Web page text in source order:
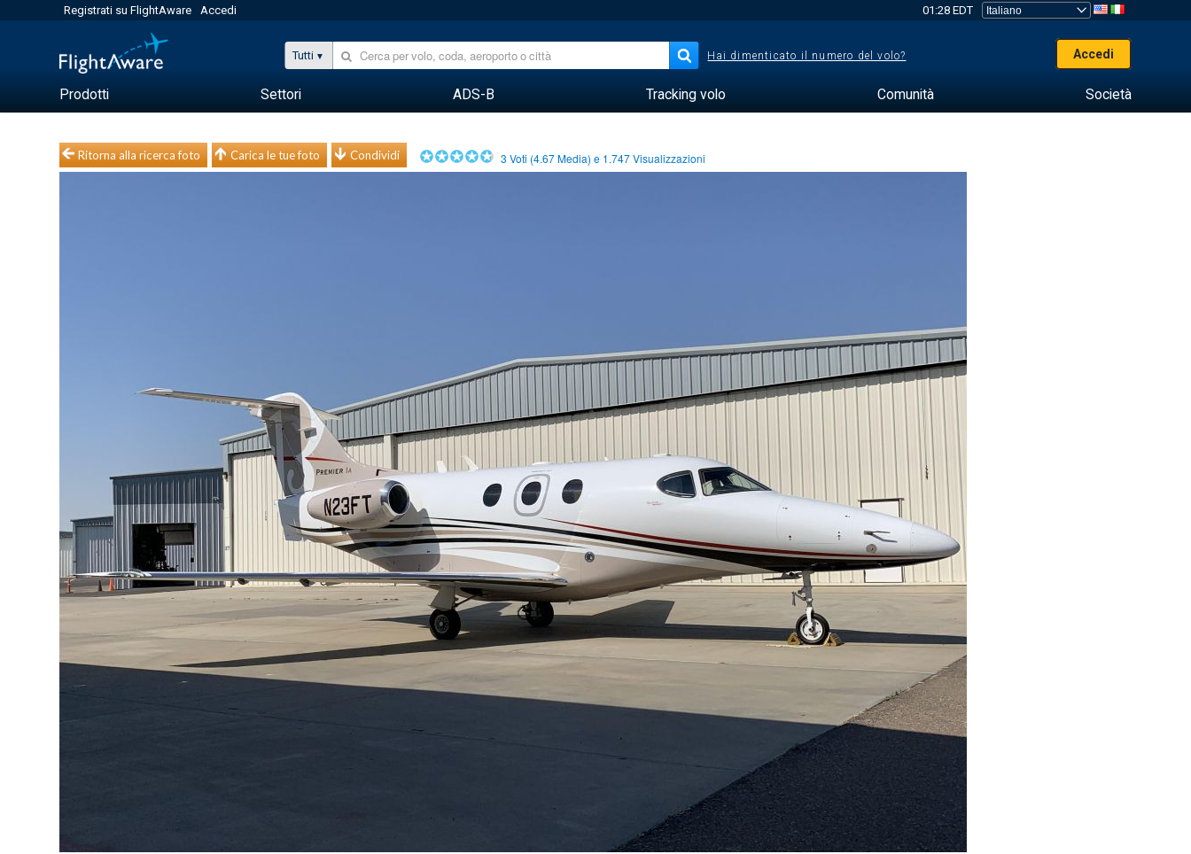
Registrati su FlightAware Accedi 01:28 EDT
Tutti Hai dimenticato il numero del volo? Accedi
Prodotti Settori ADS-B Tracking volo Comunità Società
Ritorna alla ricerca foto Carica le tue foto Condividi 3 Voti (4.67Media) e 1.747Visualizzazioni